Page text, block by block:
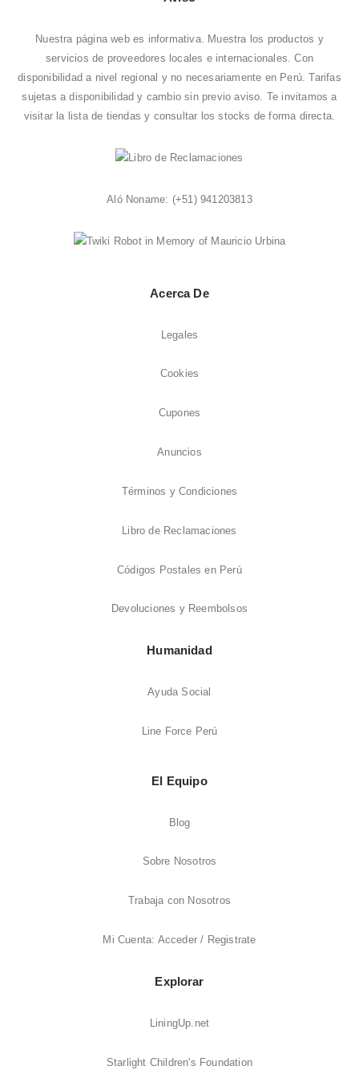
Nuestra página web es informativa. Muestra los productos y
servicios de proveedores locales e internacionales. Con
disponibilidad a nivel regional y no necesariamente en Perú. Tarifas
sujetas a disponibilidad y cambio sin previo aviso. Te invitamos a
visitar la lista de tiendas y consultar los stocks de forma directa.
Aló Noname: (+51) 941203813
Acerca De
Legales
Cookies
Cupones
Anuncios
Términos y Condiciones
Libro de Reclamaciones
Códigos Postales en Perú
Devoluciones y Reembolsos
Humanidad
Ayuda Social
Line Force Perú
El Equipo
Blog
Sobre Nosotros
Trabaja con Nosotros
Mi Cuenta: Acceder / Registrate
Explorar
LiningUp.net
Starlight Children's Foundation